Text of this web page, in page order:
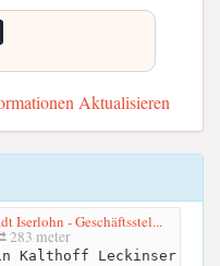
Aktualisieren
Iserlohn - Geschäftsstel...
283 meter
Kalthoff Leckinser